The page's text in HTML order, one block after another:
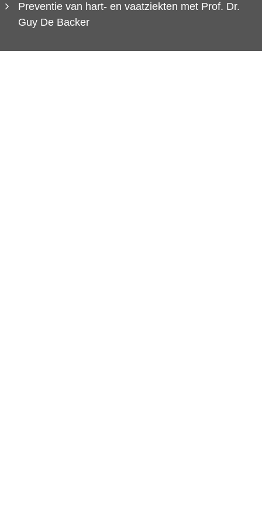
Preventie van hart- en vaatziekten met Prof. Dr.
Guy De Backer